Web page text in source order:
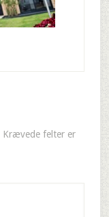
Krævede felter er